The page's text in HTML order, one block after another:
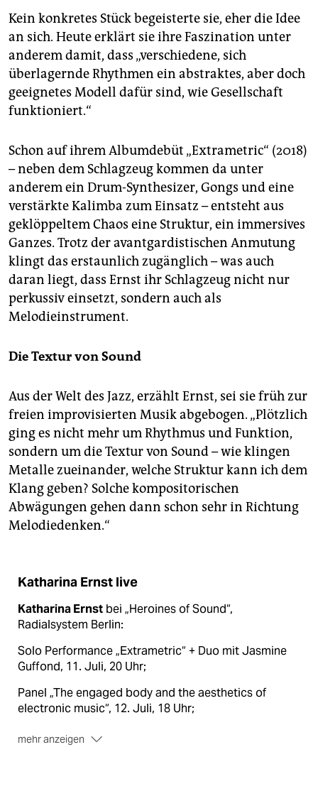
Kein konkretes Stück begeisterte sie, eher die Idee
an sich. Heute erklärt sie ihre Faszination unter
anderem damit, dass „verschiedene, sich
überlagernde Rhythmen ein abstraktes, aber doch
geeignetes Modell dafür sind, wie Gesellschaft
funktioniert.“
Schon auf ihrem Albumdebüt „Extrametric“ (2018)
– neben dem Schlagzeug kommen da unter
anderem ein Drum-Synthesizer, Gongs und eine
verstärkte Kalimba zum Einsatz – entsteht aus
geklöppeltem Chaos eine Struktur, ein immersives
Ganzes. Trotz der avantgardistischen Anmutung
klingt das erstaunlich zugänglich – was auch
daran liegt, dass Ernst ihr Schlagzeug nicht nur
perkussiv einsetzt, sondern auch als
Melodieinstrument.
Die Textur von Sound
Aus der Welt des Jazz, erzählt Ernst, sei sie früh zur
freien improvisierten Musik abgebogen. „Plötzlich
ging es nicht mehr um Rhythmus und Funktion,
sondern um die Textur von Sound – wie klingen
Metalle zueinander, welche Struktur kann ich dem
Klang geben? Solche kompositorischen
Abwägungen gehen dann schon sehr in Richtung
Melodiedenken.“
Katharina Ernst live
Katharina Ernst bei „Heroines of Sound“,
Radialsystem Berlin:
Solo Performance „Extrametric“ + Duo mit Jasmine
Guffond, 11. Juli, 20 Uhr;
Panel „The engaged body and the aesthetics of
electronic music“, 12. Juli, 18 Uhr;
mehr anzeigen